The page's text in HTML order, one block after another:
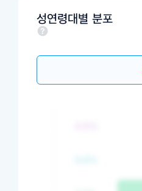
성연령대별 분포